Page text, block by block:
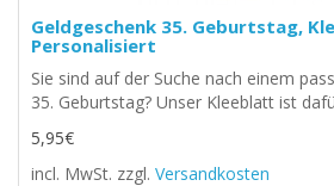
Geldgeschenk 35. Geburtstag,
Personalisiert
Sie sind auf der Suche nach einem
35. Geburtstag? Unser Kleeblatt ist
5,95€
incl. MwSt. zzgl. Versandkosten